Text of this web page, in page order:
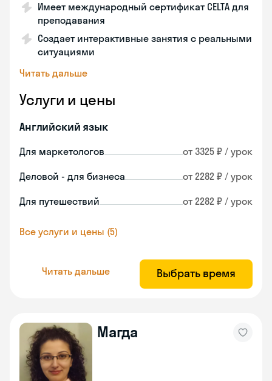
Имеет международный сертификат CELTA для
преподавания
Создает интерактивные занятия с реальными
ситуациями
Читать дальше
Услуги и цены
Английский язык
Для маркетологов от 3325 ₽ / урок
Деловой - для бизнеса от 2282 ₽ / урок
Для путешествий от 2282 ₽ / урок
Все услуги и цены (5)
Читать дальше Выбрать время
Магда